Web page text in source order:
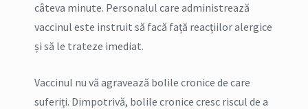
câteva minute. Personalul care administrează
vaccinul este instruit să facă față reacțiilor alergice
și să le trateze imediat.
Vaccinul nu vă agravează bolile cronice de care
suferiți. Dimpotrivă, bolile cronice cresc riscul de a